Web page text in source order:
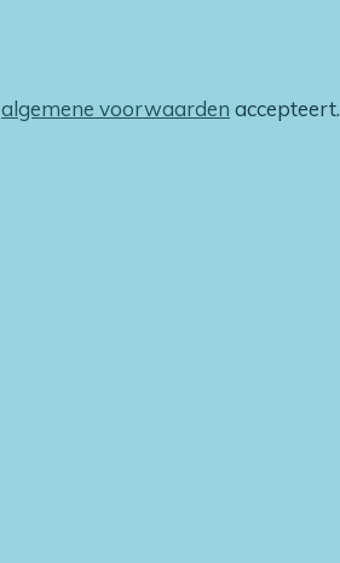
algemene voorwaarden